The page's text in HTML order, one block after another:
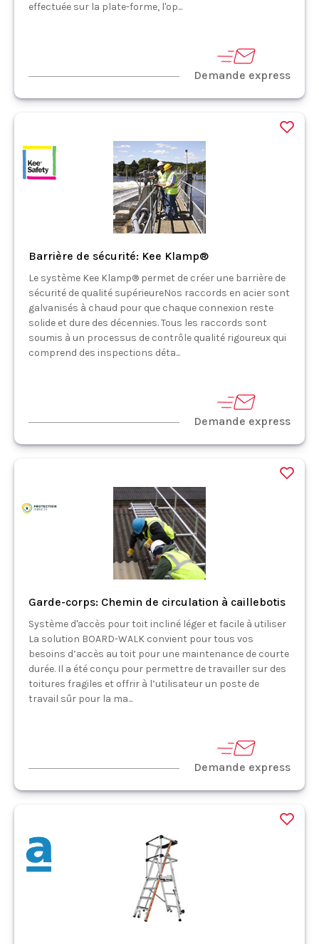
effectuée sur la plate-forme, l'op...
Demande express
Barrière de sécurité: Kee Klamp®
Le système Kee Klamp® permet de créer une barrière de
sécurité de qualité supérieureNos raccords en acier sont
galvanisés à chaud pour que chaque connexion reste
solide et dure des décennies. Tous les raccords sont
soumis à un processus de contrôle qualité rigoureux qui
comprend des inspections déta...
Demande express
Garde-corps: Chemin de circulation à caillebotis
Système d'accès pour toit incliné léger et facile à utiliser
La solution BOARD-WALK convient pour tous vos
besoins d’accès au toit pour une maintenance de courte
durée. Il a été conçu pour permettre de travailler sur des
toitures fragiles et offrir à l’utilisateur un poste de
travail sûr pour la ma...
Demande express